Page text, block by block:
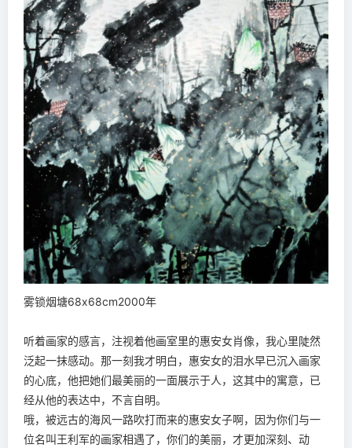
雾锁烟塘68x68cm2000年
听着画家的感言，注视着他画室里的惠安女肖像，我心里陡然
泛起一抹感动。那一刻我才明白，惠安女的泪水早已沉入画家
的心底，他把她们最美丽的一面展示于人，这其中的寓意，已
经从他的表达中，不言自明。
哦，被远古的海风一路吹打而来的惠安女子啊，因为你们与一
位名叫王利军的画家相遇了，你们的美丽，才更加深刻、动